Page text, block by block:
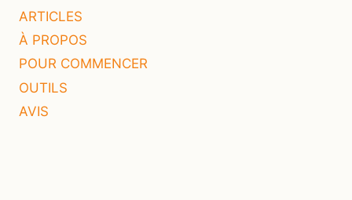
ARTICLES
À PROPOS
POUR COMMENCER
OUTILS
AVIS